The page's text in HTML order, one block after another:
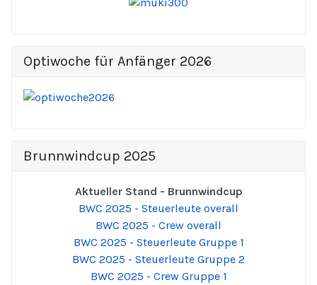
Optiwoche für Anfänger 2026
Brunnwindcup 2025
Aktueller Stand - Brunnwindcup
BWC 2025 - Steuerleute overall
BWC 2025 - Crew overall
BWC 2025 - Steuerleute Gruppe 1
BWC 2025 - Steuerleute Gruppe 2
BWC 2025 - Crew Gruppe 1